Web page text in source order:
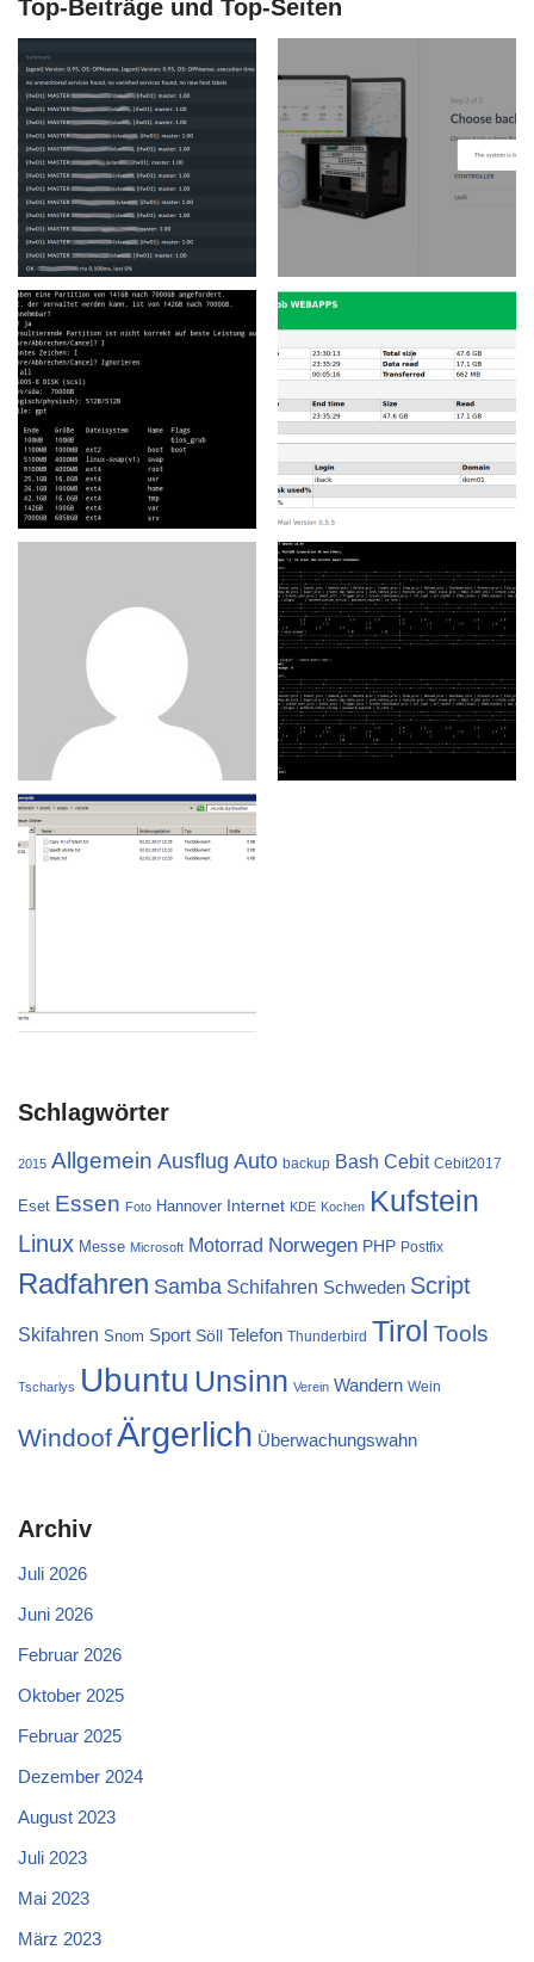
Top-Beiträge und Top-Seiten
Schlagwörter
2015 Allgemein Ausflug Auto backup Bash Cebit Cebit2017
Eset Essen Foto Hannover Internet KDE Kochen Kufstein
Linux Messe Microsoft Motorrad Norwegen PHP Postfix
Radfahren Samba Schifahren Schweden Script
Skifahren Snom Sport Söll Telefon Thunderbird Tirol Tools
Tscharlys Ubuntu Unsinn Verein Wandern Wein
WindoofÄrgerlich Überwachungswahn
Archiv
Juli 2026
Juni 2026
Februar 2026
Oktober 2025
Februar 2025
Dezember 2024
August 2023
Juli 2023
Mai 2023
März 2023